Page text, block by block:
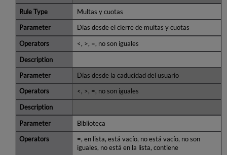
Multas y cuotas
Días desde el cierre de multas y cuotas
<, >, =, no son iguales
Días desde la caducidad del usuario
<, >, =, no son iguales
Biblioteca
=, en lista, está vacío, no está vacío, no son
iguales, no está en la lista, contiene